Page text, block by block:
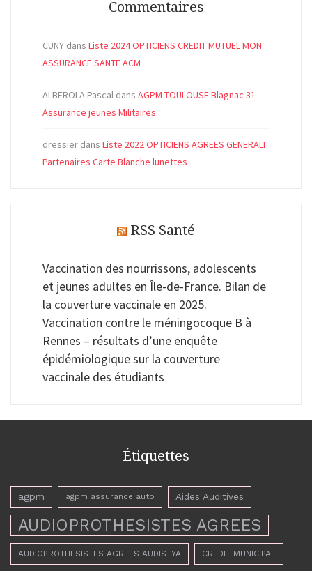
Commentaires
CUNY dans Liste 2024 OPTICIENS CREDIT MUTUEL MON
ASSURANCE SANTE ACM
ALBEROLA Pascal dans AGPM TOULOUSE Blagnac 31 –
Assurance jeunes Militaires
dressier dans Liste 2022 OPTICIENS AGREES GENERALI
Partenaires Carte Blanche lunettes
RSS Santé
Vaccination des nourrissons, adolescents
et jeunes adultes en Île-de-France. Bilan de
la couverture vaccinale en 2025.
Vaccination contre le méningocoque B à
Rennes – résultats d’une enquête
épidémiologique sur la couverture
vaccinale des étudiants
Étiquettes
agpm agpm assurance auto Aides Auditives
AUDIOPROTHESISTES AGREES
AUDIOPROTHESISTES AGREES AUDISTYA CREDIT MUNICIPAL